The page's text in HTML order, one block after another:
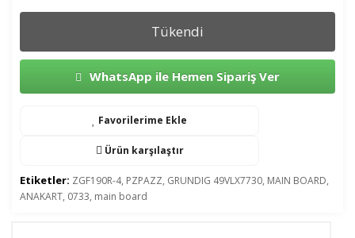
Tükendi
WhatsApp ile Hemen Sipariş Ver
Favorilerime Ekle
Ürün karşılaştır
Etiketler: ZGF190R-4, PZPAZZ, GRUNDIG 49VLX7730, MAIN BOARD,
ANAKART, 0733, main board